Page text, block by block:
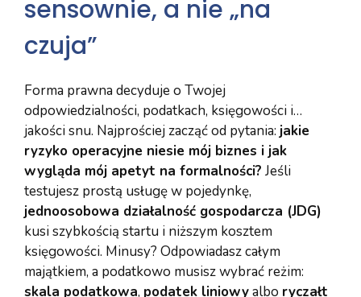
sensownie, a nie „na
czuja”
Forma prawna decyduje o Twojej
odpowiedzialności, podatkach, księgowości i…
jakości snu. Najprościej zacząć od pytania: jakie
ryzyko operacyjne niesie mój biznes i jak
wygląda mój apetyt na formalności? Jeśli
testujesz prostą usługę w pojedynkę,
jednoosobowa działalność gospodarcza (JDG)
kusi szybkością startu i niższym kosztem
księgowości. Minusy? Odpowiadasz całym
majątkiem, a podatkowo musisz wybrać reżim:
skala podatkowa, podatek liniowyalbo ryczałt